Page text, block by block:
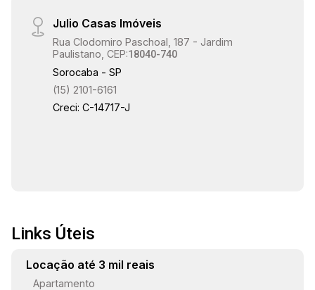
Julio Casas Imóveis
Rua Clodomiro Paschoal, 187 - Jardim
Paulistano, CEP:18040-740
Sorocaba - SP
(15) 2101-6161
Creci: C-14717-J
Links Úteis
Locação até 3 mil reais
Apartamento